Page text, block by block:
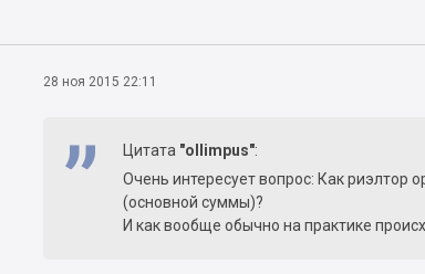
28 ноя 2015 22:11
Цитата "ollimpus":
Очень интересует вопрос: Как риэлтор
(основной суммы)?
И как вообще обычно на практике